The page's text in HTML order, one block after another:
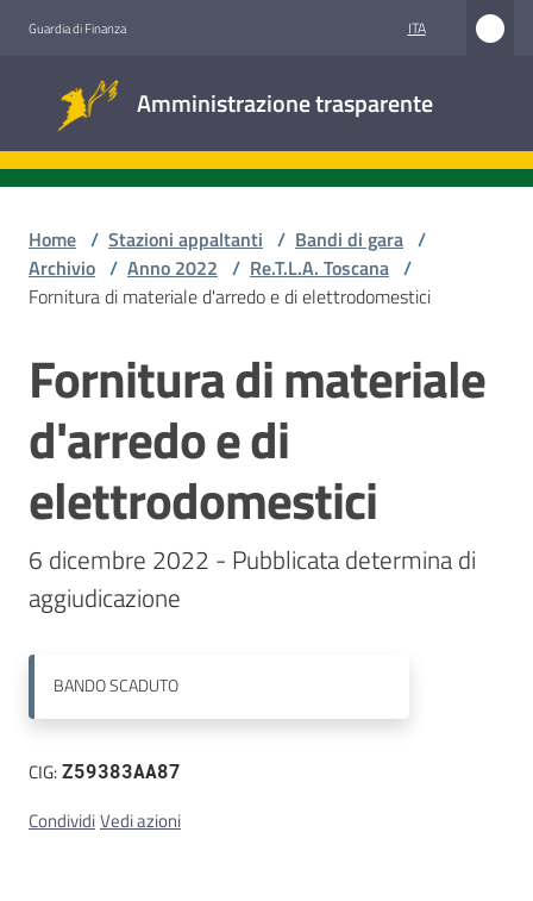
Guardia di Finanza ITA
Amministrazione trasparente
trasparente
Stazioni
appaltanti
Contatti
Home / Stazioni appaltanti / Bandi di gara /
Archivio / Anno 2022 / Re.T.L.A. Toscana /
Fornitura di materiale d'arredo e di elettrodomestici
Salta al contenuto
Fornitura di materiale
d'arredo e di
elettrodomestici
6 dicembre 2022 - Pubblicata determina di
aggiudicazione
BANDOSCADUTO
CIG:Z59383AA87
CondividiVedi azioni